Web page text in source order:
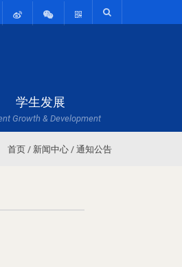
学生发展
Growth & Development
首页 / 新闻中心 / 通知公告